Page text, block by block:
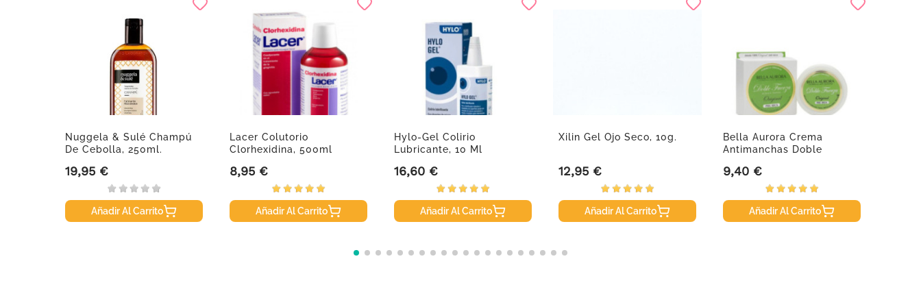
Nuggela & Sulé Champú
De Cebolla, 250ml.
Precio
19,95 €
Añadir Al Carrito
Lacer Colutorio
Clorhexidina, 500ml
Precio
8,95 €
Añadir Al Carrito
Hylo-Gel Colirio
Lubricante, 10 Ml
Precio
16,60 €
Añadir Al Carrito
Xilin Gel Ojo Seco, 10g.
Precio
12,95 €
Añadir Al Carrito
Bella Aurora Crema
Antimanchas Doble
Precio
9,40 €
Añadir Al Carrito